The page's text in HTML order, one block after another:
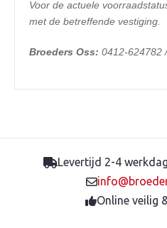
Voor de actuele
met de betreffende vestiging.
Broeders Oss: 0412-624782
Levertijd 2-4
Online veilig